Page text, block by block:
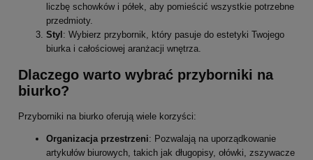
liczbę schowków i półek, aby pomieścić wszystkie potrzebne
przedmioty.
Styl: Wybierz przybornik, który pasuje do estetyki Twojego
biurka i całościowej aranżacji wnętrza.
Dlaczego warto wybrać przyborniki na
biurko?
Przyborniki na biurko oferują wiele korzyści:
Organizacja przestrzeni: Pozwalają na uporządkowanie
artykułów biurowych, takich jak długopisy, ołówki, zszywacze